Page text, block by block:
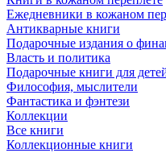
Ежедневники в кожаном
Антикварные книги
Подарочные издания о
Власть и политика
Подарочные книги для
Философия, мыслители
Фантастика и фэнтези
Коллекции
Все книги
Коллекционные книги